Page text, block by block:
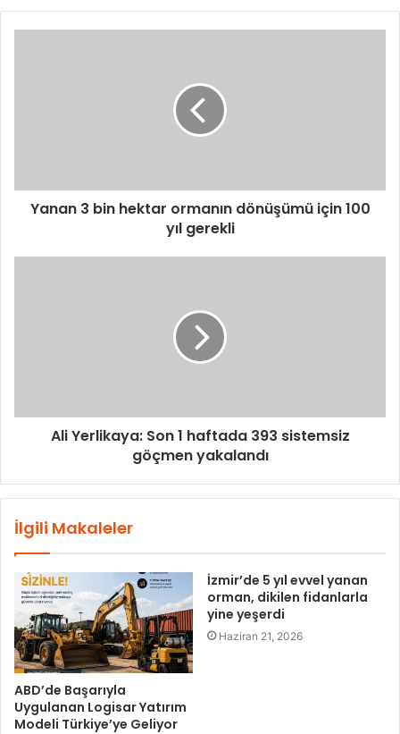
Yanan 3 bin hektar ormanın dönüşümü için 100
yıl gerekli
Ali Yerlikaya: Son 1 haftada 393 sistemsiz
göçmen yakalandı
İlgili Makaleler
ABD’de Başarıyla
Uygulanan Logisar Yatırım
Modeli Türkiye’ye Geliyor
İzmir’de 5 yıl evvel yanan
orman, dikilen fidanlarla
yine yeşerdi
Haziran 21, 2026